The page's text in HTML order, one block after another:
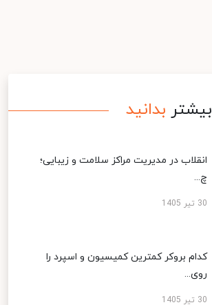
بیشتر بدانید
انقلاب در مدیریت مراکز سلامت و زیبایی؛
چ...
30 تیر 1405
کدام بروکر کمترین کمیسیون و اسپرد را
روی...
30 تیر 1405